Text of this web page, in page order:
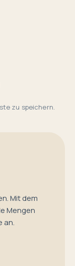
zu speichern.
Mit dem
Mengen
an.